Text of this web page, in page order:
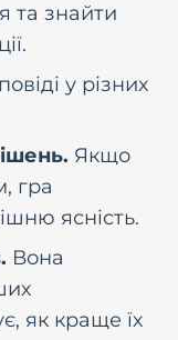
та знайти
у рiзних
Якщо
гра
яснiсть.
Вона
як краще їх